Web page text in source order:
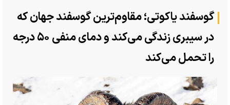
گوسفند یاکوتی؛ مقاوم‌ترین گوسفند جهان که
در سیبری زندگی می‌کند و دمای منفی ۵۰ درجه
را تحمل می‌کند